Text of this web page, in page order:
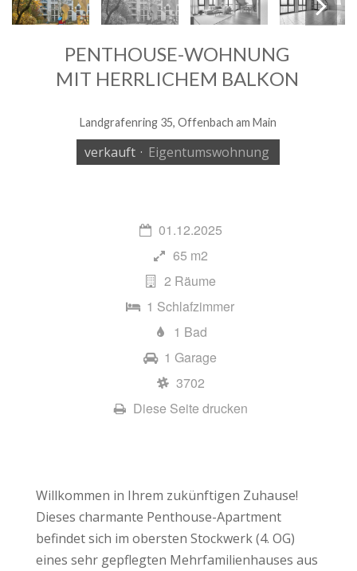
PENTHOUSE-WOHNUNG
MIT HERRLICHEM BALKON
Landgrafenring 35, Offenbach am Main
verkauft · Eigentumswohnung
01.12.2025
65 m2
2 Räume
1 Schlafzimmer
1 Bad
1 Garage
3702
Diese Seite drucken
Willkommen in Ihrem zukünftigen Zuhause!
Dieses charmante Penthouse-Apartment
befindet sich im obersten Stockwerk (4. OG)
eines sehr gepflegten Mehrfamilienhauses aus